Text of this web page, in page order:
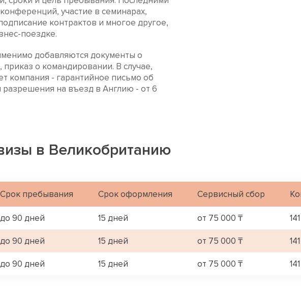
участие в семинарах,
контрактов и многое другое,
поездке.
добавляются документы о
о командировании. В случае,
компания - гарантийное письмо об
разрешения на въезд в Англию - от 6
в Великобританию
Срок пребывания Срок оформления Сервисный сбор
до 90 дней 15 дней от 75 000 ₸
до 90 дней 15 дней от 75 000 ₸
до 90 дней 15 дней от 75 000 ₸